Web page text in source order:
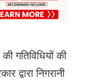
गतिविधियों की
द्वारा निगरानी